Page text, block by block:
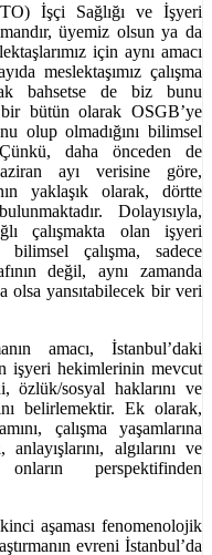
İşçi Sağlığı ve İşyeri
üyemiz olsun ya da
için aynı amacı
meslektaşımız çalışma
bahsetse de biz bunu
bir bütün olarak OSGB’ye
olup olmadığını bilimsel
daha önceden de
ayı verisine göre,
yaklaşık olarak, dörtte
Dolayısıyla,
çalışmakta olan işyeri
çalışma, sadece
değil, aynı zamanda
yansıtabilecek bir veri
amacı, İstanbul’daki
işyeri hekimlerinin mevcut
özlük/sosyal haklarını ve
belirlemektir. Ek olarak,
çalışma yaşamlarına
algılarını ve
perspektifinden
aşaması fenomenolojik
evreni İstanbul’da